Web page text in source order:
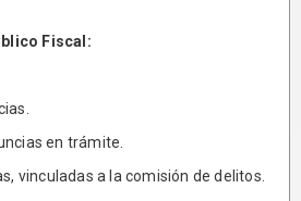
Fiscal:
en trámite.
vinculadas a la comisión de delitos.